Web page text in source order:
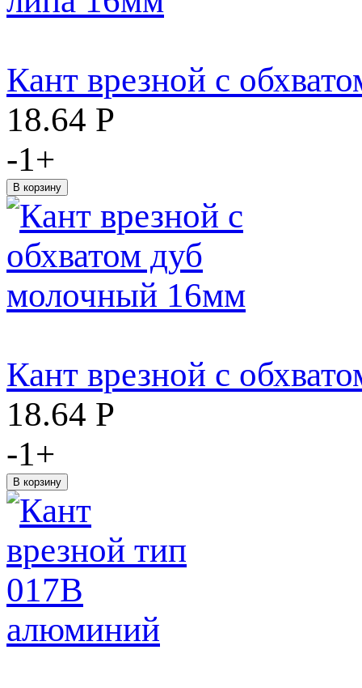
Кант врезной с
18.64 Р
-1+
Кант врезной с
18.64 Р
-1+